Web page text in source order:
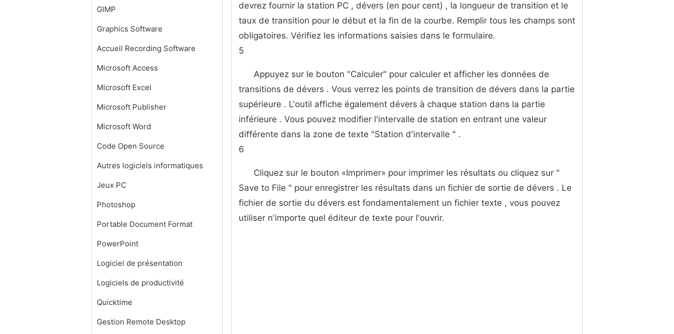
GIMP
Graphics Software
Accueil Recording Software
Microsoft Access
Microsoft Excel
Microsoft Publisher
Microsoft Word
Code Open Source
Autres logiciels informatiques
Jeux PC
Photoshop
Portable Document Format
PowerPoint
Logiciel de présentation
Logiciels de productivité
Quicktime
Gestion Remote Desktop
devrez fournir la station PC , dévers (en pour cent) , la longueur de transition et le
taux de transition pour le début et la fin de la courbe. Remplir tous les champs sont
obligatoires. Vérifiez les informations saisies dans le formulaire.
5
Appuyez sur le bouton "Calculer" pour calculer et afficher les données de
transitions de dévers . Vous verrez les points de transition de dévers dans la partie
supérieure . L'outil affiche également dévers à chaque station dans la partie
inférieure . Vous pouvez modifier l'intervalle de station en entrant une valeur
différente dans la zone de texte "Station d'intervalle " .
6
Cliquez sur le bouton «Imprimer» pour imprimer les résultats ou cliquez sur "
Save to File " pour enregistrer les résultats dans un fichier de sortie de dévers . Le
fichier de sortie du dévers est fondamentalement un fichier texte , vous pouvez
utiliser n'importe quel éditeur de texte pour l'ouvrir.